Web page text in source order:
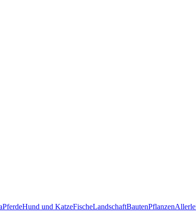
PferdeHund und KatzeFischeLandschaftBautenPflanzen